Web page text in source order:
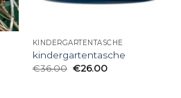
KINDERGARTENTASCHE
kindergartentasche
€36.00 €26.00